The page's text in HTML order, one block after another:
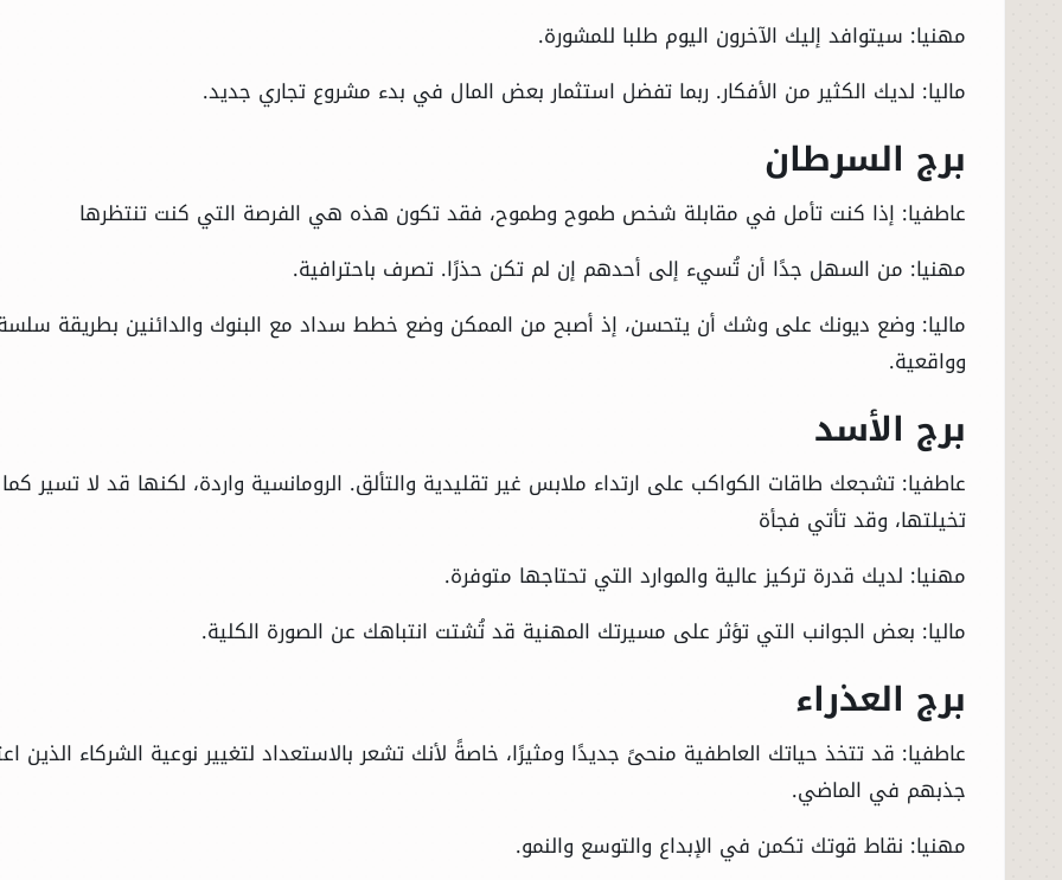
مهنيا: سيتوافد إليك الآخرون اليوم طلبا للمشورة.
ماليا: لديك الكثير من الأفكار. ربما تفضل استثمار بعض المال في بدء مشروع تجاري جديد.
برج السرطان
عاطفيا: إذا كنت تأمل في مقابلة شخص طموح وطموح، فقد تكون هذه هي الفرصة التي كنت تنتظرها
مهنيا: من السهل جدًا أن تُسيء إلى أحدهم إن لم تكن حذرًا. تصرف باحترافية.
ماليا: وضع ديونك على وشك أن يتحسن، إذ أصبح من الممكن وضع خطط سداد مع البنوك والدائنين بطريقة
وواقعية.
برج الأسد
عاطفيا: تشجعك طاقات الكواكب على ارتداء ملابس غير تقليدية والتألق. الرومانسية واردة، لكنها قد لا تسير كما
تخيلتها، وقد تأتي فجأة
مهنيا: لديك قدرة تركيز عالية والموارد التي تحتاجها متوفرة.
ماليا: بعض الجوانب التي تؤثر على مسيرتك المهنية قد تُشتت انتباهك عن الصورة الكلية.
برج العذراء
عاطفيا: قد تتخذ حياتك العاطفية منحىً جديدًا ومثيرًا، خاصةً لأنك تشعر بالاستعداد لتغيير نوعية الشركاء الذين
جذبهم في الماضي.
مهنيا: نقاط قوتك تكمن في الإبداع والتوسع والنمو.